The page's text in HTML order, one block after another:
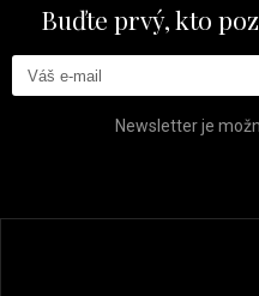
Buďte prvý, kto
Newsletter je